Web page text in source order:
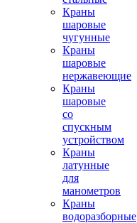
Краны
шаровые
чугунные
Краны
шаровые
нержавеющие
Краны
шаровые
со
спускным
устройством
Краны
латунные
для
манометров
Краны
водоразборные